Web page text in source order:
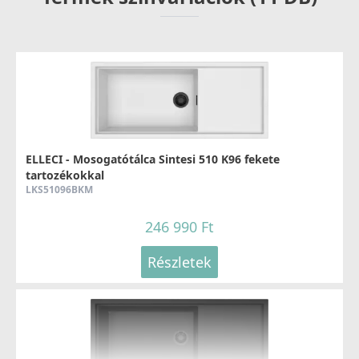
Részletek
ELLECI - Csaptelep Trail matt fekete
89 990 Ft
Részletek
33 990 Ft
Elleci ATH093WD Vágódeszka HPL - Barna
ELLECI - Mosogatótálca Sintesi 510 K96 fekete
tartozékokkal
LKS51096BKM
246 990 Ft
Részletek